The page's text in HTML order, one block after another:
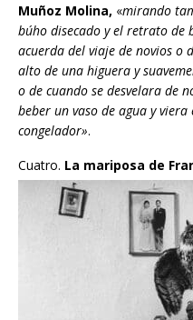
Muñoz Molina, «mirando
búho disecado y el retrato de
acuerda del viaje de novios o
alto de una higuera y
o de cuando se desvelara de
beber un vaso de agua y
congelador».
Cuatro. La mariposa de